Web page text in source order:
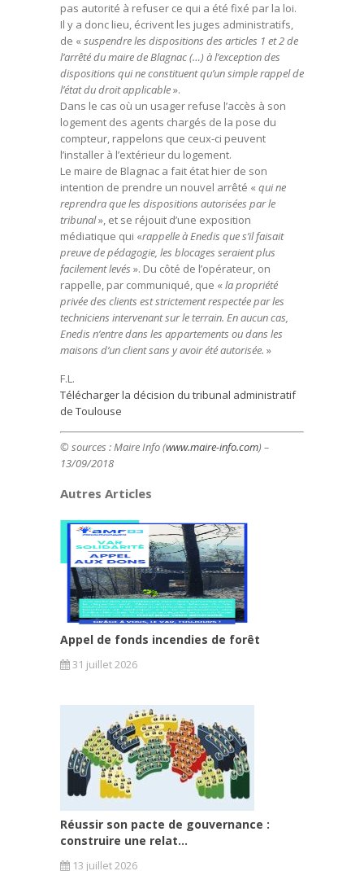
pas autorité à refuser ce qui a été fixé par la loi.
Il y a donc lieu, écrivent les juges administratifs,
de « suspendre les dispositions des articles 1 et 2 de
l’arrêté du maire de Blagnac (…) à l’exception des
dispositions qui ne constituent qu’un simple rappel de
l’état du droit applicable».
Dans le cas où un usager refuse l’accès à son
logement des agents chargés de la pose du
compteur, rappelons que ceux-ci peuvent
l’installer à l’extérieur du logement.
Le maire de Blagnac a fait état hier de son
intention de prendre un nouvel arrêté « qui ne
reprendra que les dispositions autorisées par le
tribunal», et se réjouit d’une exposition
médiatique qui «rappelle à Enedis que s’il faisait
preuve de pédagogie, les blocages seraient plus
facilement levés ». Du côté de l’opérateur, on
rappelle, par communiqué, que « la propriété
privée des clients est strictement respectée par les
techniciens intervenant sur le terrain. En aucun cas,
Enedis n’entre dans les appartements ou dans les
maisons d’un client sans y avoir été autorisée. »
F.L.
Télécharger la décision du tribunal administratif
de Toulouse
© sources : Maire Info (www.maire-info.com) –
13/09/2018
Autres Articles
Appel de fonds incendies de forêt
31 juillet 2026
Réussir son pacte de gouvernance :
construire une relat...
13 juillet 2026